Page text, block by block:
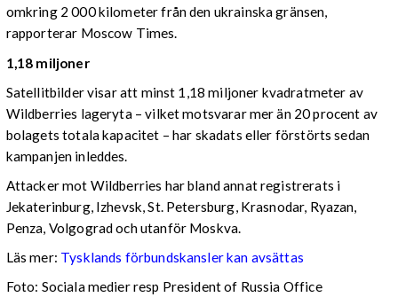
omkring 2 000 kilometer från den ukrainska gränsen,
rapporterar Moscow Times.
1,18 miljoner
Satellitbilder visar att minst 1,18 miljoner kvadratmeter av
Wildberries lageryta – vilket motsvarar mer än 20 procent av
bolagets totala kapacitet – har skadats eller förstörts sedan
kampanjen inleddes.
Attacker mot Wildberries har bland annat registrerats i
Jekaterinburg, Izhevsk, St. Petersburg, Krasnodar, Ryazan,
Penza, Volgograd och utanför Moskva.
Läs mer: Tysklands förbundskansler kan avsättas
Foto: Sociala medier resp President of Russia Office